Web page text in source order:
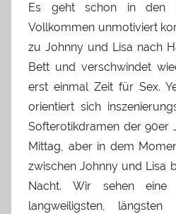
Es geht schon in den
Vollkommen unmotiviert
zu Johnny und Lisa nach
Bett und verschwindet
erst einmal Zeit für Sex.
orientiert sich
Softerotikdramen der 90er
Mittag, aber in dem
zwischen Johnny und Lisa
Nacht. Wir sehen eine
langweiligsten, längsten